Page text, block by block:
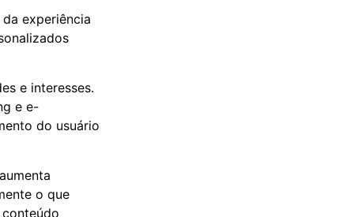
experiência
e interesses.
e e-
do usuário
o que